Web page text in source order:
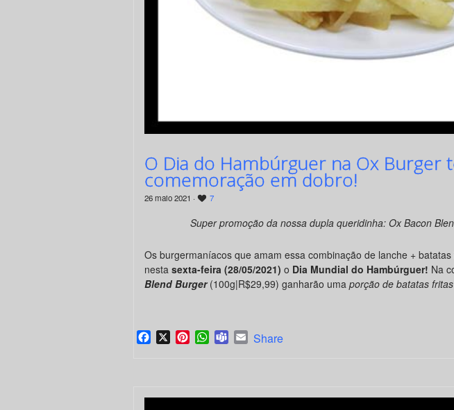
O Dia do Hambúrguer na Ox Burger
comemoração em dobro!
26 maio 2021 · 7
Super promoção da nossa dupla queridinha: Ox Bacon
Os burgermaníacos que amam essa combinação de lanche +
nesta sexta-feira (28/05/2021) o Dia Mundial do Hambúrguer! Na
Blend Burger(100g|R$29,99) ganharão uma porção de batatas
Facebook
X PinterestWhatsApp
TeamsEmail
Share